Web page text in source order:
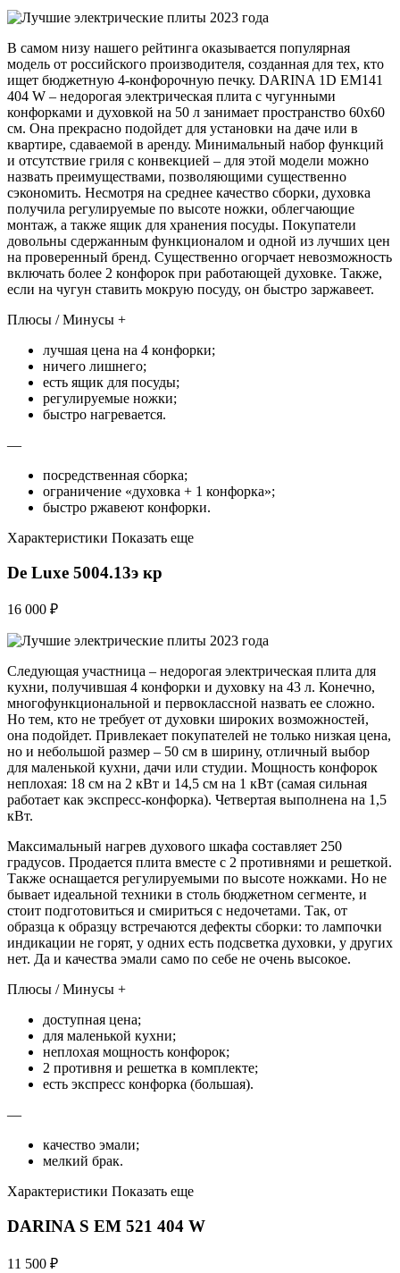
В самом низу нашего рейтинга оказывается популярная
модель от российского производителя, созданная для тех, кто
ищет бюджетную 4-конфорочную печку. DARINA 1D EM141
404 W – недорогая электрическая плита с чугунными
конфорками и духовкой на 50 л занимает пространство 60х60
см. Она прекрасно подойдет для установки на даче или в
квартире, сдаваемой в аренду. Минимальный набор функций
и отсутствие гриля с конвекцией – для этой модели можно
назвать преимуществами, позволяющими существенно
сэкономить. Несмотря на среднее качество сборки, духовка
получила регулируемые по высоте ножки, облегчающие
монтаж, а также ящик для хранения посуды. Покупатели
довольны сдержанным функционалом и одной из лучших цен
на проверенный бренд. Существенно огорчает невозможность
включать более 2 конфорок при работающей духовке. Также,
если на чугун ставить мокрую посуду, он быстро заржавеет.
Плюсы / Минусы +
лучшая цена на 4 конфорки;
ничего лишнего;
есть ящик для посуды;
регулируемые ножки;
быстро нагревается.
—
посредственная сборка;
ограничение «духовка + 1 конфорка»;
быстро ржавеют конфорки.
Характеристики Показать еще
De Luxe 5004.13э кр
16 000 ₽
Следующая участница – недорогая электрическая плита для
кухни, получившая 4 конфорки и духовку на 43 л. Конечно,
многофункциональной и первоклассной назвать ее сложно.
Но тем, кто не требует от духовки широких возможностей,
она подойдет. Привлекает покупателей не только низкая цена,
но и небольшой размер – 50 см в ширину, отличный выбор
для маленькой кухни, дачи или студии. Мощность конфорок
неплохая: 18 см на 2 кВт и 14,5 см на 1 кВт (самая сильная
работает как экспресс-конфорка). Четвертая выполнена на 1,5
кВт.
Максимальный нагрев духового шкафа составляет 250
градусов. Продается плита вместе с 2 противнями и решеткой.
Также оснащается регулируемыми по высоте ножками. Но не
бывает идеальной техники в столь бюджетном сегменте, и
стоит подготовиться и смириться с недочетами. Так, от
образца к образцу встречаются дефекты сборки: то лампочки
индикации не горят, у одних есть подсветка духовки, у других
нет. Да и качества эмали само по себе не очень высокое.
Плюсы / Минусы +
доступная цена;
для маленькой кухни;
неплохая мощность конфорок;
2 противня и решетка в комплекте;
есть экспресс конфорка (большая).
—
качество эмали;
мелкий брак.
Характеристики Показать еще
DARINA S EM 521 404 W
11 500 ₽